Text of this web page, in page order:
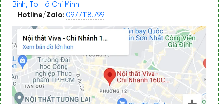
Bình, Tp Hồ Chí Minh
- Hotline/Zalo: 0977.118.799